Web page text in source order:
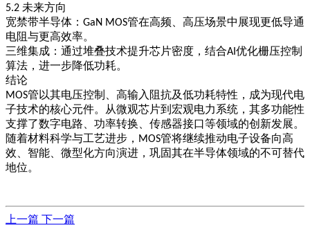
5.2 未来方向
宽禁带半导体 ： GaN MOS管在高频、高压场景中展现更低导通
电阻与更高效率。
三维集成 ：通过堆叠技术提升芯片密度，结合AI 优化栅压控制
算法，进一步降低功耗。
结论
MOS管以其电压控制、高输入阻抗及低功耗特性，成为现代电
子技术的核心元件。从微观芯片到宏观电力系统，其多功能性
支撑了数字电路、功率转换、传感器接口等领域的创新发展。
随着材料科学与工艺进步， MOS管将继续推动电子设备向高
效、智能、微型化方向演进，巩固其在半导体领域的不可替代
地位。
上一篇 下一篇